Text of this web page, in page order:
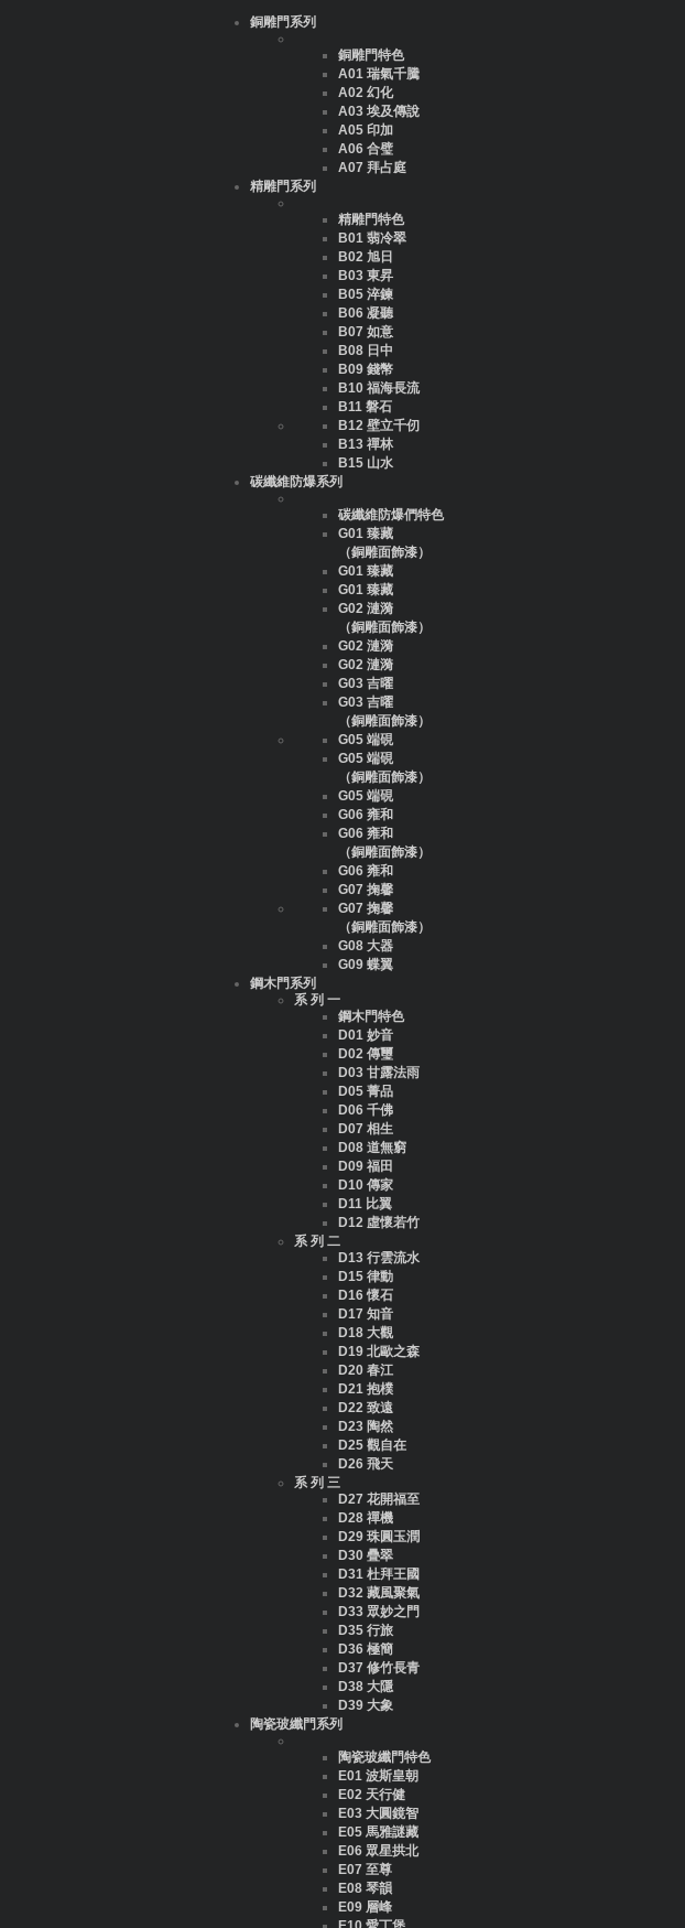
銅雕門系列
銅雕門特色
A01 瑞氣千騰
A02 幻化
A03 埃及傳說
A05 印加
A06 合璧
A07 拜占庭
精雕門系列
精雕門特色
B01 翡冷翠
B02 旭日
B03 東昇
B05 淬鍊
B06 凝聽
B07 如意
B08 日中
B09 錢幣
B10 福海長流
B11 磐石
B12 壁立千仞
B13 禪林
B15 山水
碳纖維防爆系列
碳纖維防爆們特色
G01 臻藏
（銅雕面飾漆）
G01 臻藏
G01 臻藏
G02 漣漪
（銅雕面飾漆）
G02 漣漪
G02 漣漪
G03 吉曜
G03 吉曜
（銅雕面飾漆）
G05 端硯
G05 端硯
（銅雕面飾漆）
G05 端硯
G06 雍和
G06 雍和
（銅雕面飾漆）
G06 雍和
G07 掬馨
G07 掬馨
（銅雕面飾漆）
G08 大器
G09 蝶翼
鋼木門系列
系 列 一
鋼木門特色
D01 妙音
D02 傳璽
D03 甘露法雨
D05 菁品
D06 千佛
D07 相生
D08 道無窮
D09 福田
D10 傳家
D11 比翼
D12 虛懷若竹
系 列 二
D13 行雲流水
D15 律動
D16 懷石
D17 知音
D18 大觀
D19 北歐之森
D20 春江
D21 抱樸
D22 致遠
D23 陶然
D25 觀自在
D26 飛天
系 列 三
D27 花開福至
D28 禪機
D29 珠圓玉潤
D30 疊翠
D31 杜拜王國
D32 藏風聚氣
D33 眾妙之門
D35 行旅
D36 極簡
D37 修竹長青
D38 大隱
D39 大象
陶瓷玻纖門系列
陶瓷玻纖門特色
E01 波斯皇朝
E02 天行健
E03 大圓鏡智
E05 馬雅謎藏
E06 眾星拱北
E07 至尊
E08 琴韻
E09 層峰